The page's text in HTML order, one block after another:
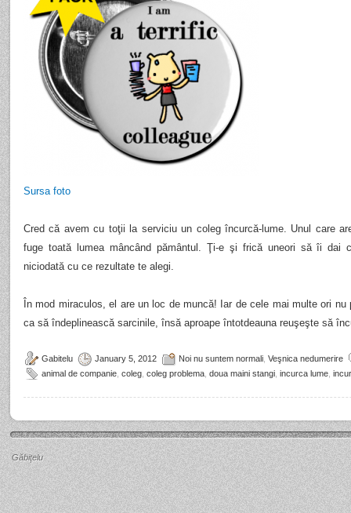
Sursa foto
Cred că avem cu toţii la serviciu un coleg încurcă-lume. Unul care
fuge toată lumea mâncând pământul. Ţi-e şi frică uneori să îi dai
niciodată cu ce rezultate te alegi.
În mod miraculos, el are un loc de muncă! Iar de cele mai multe ori nu
ca să îndeplinească sarcinile, însă aproape întotdeauna reuşeşte să
Gabitelu January 5, 2012 Noi nu suntem normali Veşnica nedumerire
animal de companie coleg coleg problema doua maini stangi incurca lume
Găbiţelu